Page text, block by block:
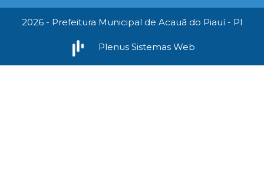
2026 - Prefeitura Municipal de Acauã do Piauí - PI
Plenus Sistemas Web